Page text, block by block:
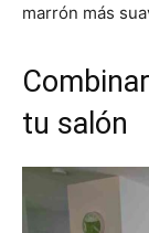
marrón más
tu salón